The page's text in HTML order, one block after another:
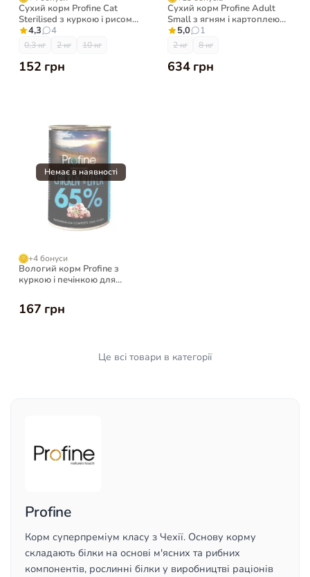
Сухий корм Profine Cat
Sterilised з куркою і рисом
для стерилізованих котів
4,3 4
0,3 кг 2 кг 10 кг
152 грн
Сухий корм Profine Adult
Small з ягням і картоплею
для собак малих порід
5,0 1
2 кг 8 кг
634 грн
+4 бонуси
Вологий корм Profine з
куркою і печінкою для
167 грн
Це всі товари в категорії
Profine
Корм суперпреміум класу з Чехії. Основу корму
складають білки на основі м'ясних та рибних
компонентів, рослинні білки у виробництві раціонів